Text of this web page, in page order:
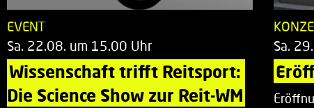
EVENT
Sa. 22.08. um 15.00 Uhr
Wissenschaft trifft Reitsport:
Die Science Show zur Reit-WM
Sa.